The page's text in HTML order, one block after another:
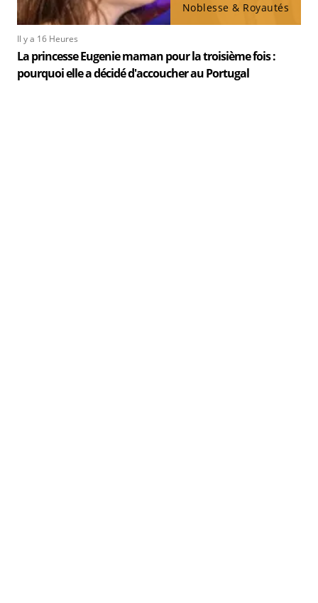
Noblesse & Royautés
Il y a 16 Heures
La princesse Eugenie maman pour la troisième fois :
pourquoi elle a décidé d'accoucher au Portugal